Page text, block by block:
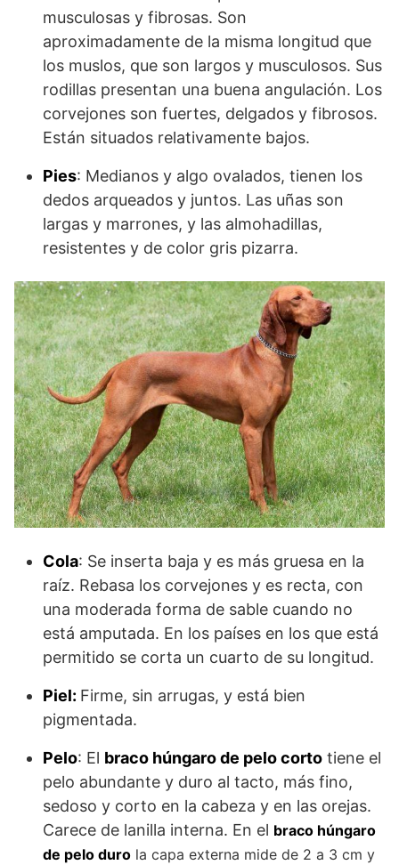
musculosas y fibrosas. Son
aproximadamente de la misma longitud que
los muslos, que son largos y musculosos. Sus
rodillas presentan una buena angulación. Los
corvejones son fuertes, delgados y fibrosos.
Están situados relativamente bajos.
Pies: Medianos y algo ovalados, tienen los
dedos arqueados y juntos. Las uñas son
largas y marrones, y las almohadillas,
resistentes y de color gris pizarra.
Cola: Se inserta baja y es más gruesa en la
raíz. Rebasa los corvejones y es recta, con
una moderada forma de sable cuando no
está amputada. En los países en los que está
permitido se corta un cuarto de su longitud.
Piel: Firme, sin arrugas, y está bien
pigmentada.
Pelo: El braco húngaro de pelo corto tiene el
pelo abundante y duro al tacto, más fino,
sedoso y corto en la cabeza y en las orejas.
Carece de lanilla interna. En el braco húngaro
de pelo duro la capa externa mide de 2 a 3 cm y